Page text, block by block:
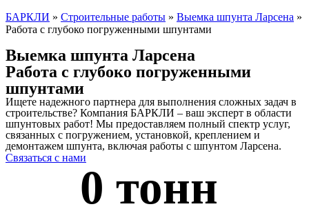
БАРКЛИ » Строительные работы » Выемка шпунта Ларсена »
Работа с глубоко погруженными шпунтами
Выемка шпунта Ларсена
Работа с глубоко погруженными
шпунтами
Ищете надежного партнера для выполнения сложных задач в
строительстве? Компания БАРКЛИ – ваш эксперт в области
шпунтовых работ! Мы предоставляем полный спектр услуг,
связанных с погружением, установкой, креплением и
демонтажем шпунта, включая работы с шпунтом Ларсена.
Связаться с нами
0 тонн